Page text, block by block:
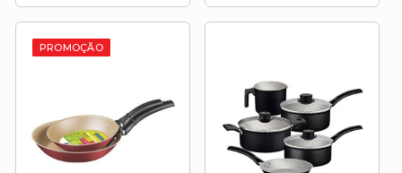
PROMOÇÃO